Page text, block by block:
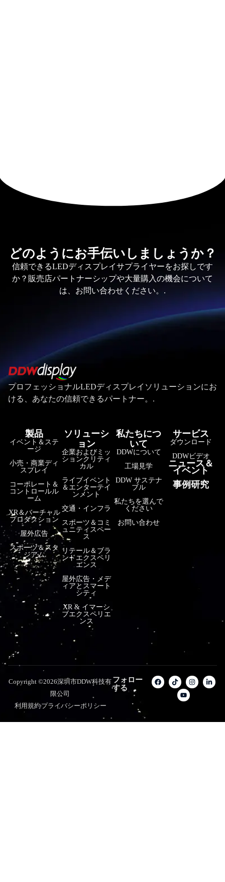
どのようにお手伝いしましょうか？
信頼できるLEDディスプレイサプライヤーをお探しです
か？販売店パートナーシップや大量購入の機会について
は、お問い合わせください。.
プロフェッショナルLEDディスプレイソリューションにお
ける、あなたの信頼できるパートナー。.
製品
イベント＆ステ
ージ
小売・商業ディ
スプレイ
コーポレート＆
コントロールル
ーム
XR＆バーチャル
プロダクション
屋外広告
スポーツ＆スタ
ジアム
ソリューシ
ョン
企業およびミッ
ションクリティ
カル
ライブイベント
＆エンターテイ
ンメント
交通・インフラ
スポーツ＆コミ
ュニティスペー
ス
リテール＆ブラ
ンドエクスペリ
エンス
屋外広告・メデ
ィアとスマート
シティ
XR & イマーシ
ブエクスペリエ
ンス
私たちにつ
いて
DDWについて
工場見学
DDW サステナ
ブル
私たちを選んで
ください
お問い合わせ
サービス
ダウンロード
DDWビデオ
ニュース＆
イベント
事例研究
Copyright ©2026深圳市DDW科技有
限公司
利用規約プライバシーポリシー
フォロー
する